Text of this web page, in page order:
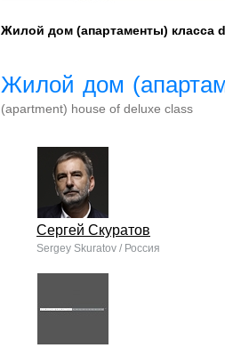
Жилой дом (апартаменты) класса
Жилой дом
(apartment) house of deluxe class
Сергей Скуратов
Sergey Skuratov / Россия